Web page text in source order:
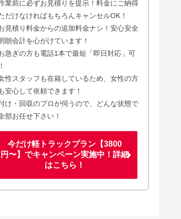
業前に必ずお見積りを提示！料金にご納得
だけなければもちろんキャンセルOK！
見積り料金からの追加料金ナシ！安心安全
朗会計を心がけています！
急ぎの方も電話1本で最短「即日対応」可
性スタッフも在籍しているため、女性の方
安心して依頼できます！
け・回収のプロが伺うので、どんな状態で
部お任せ下さい！
今だけ軽トラックプラン【3800
円〜】でキャンペーン実施中！詳細
はこちら！